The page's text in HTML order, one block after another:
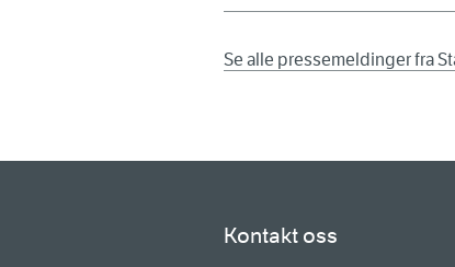
Se alle pressemeldinger fra
Kontakt oss